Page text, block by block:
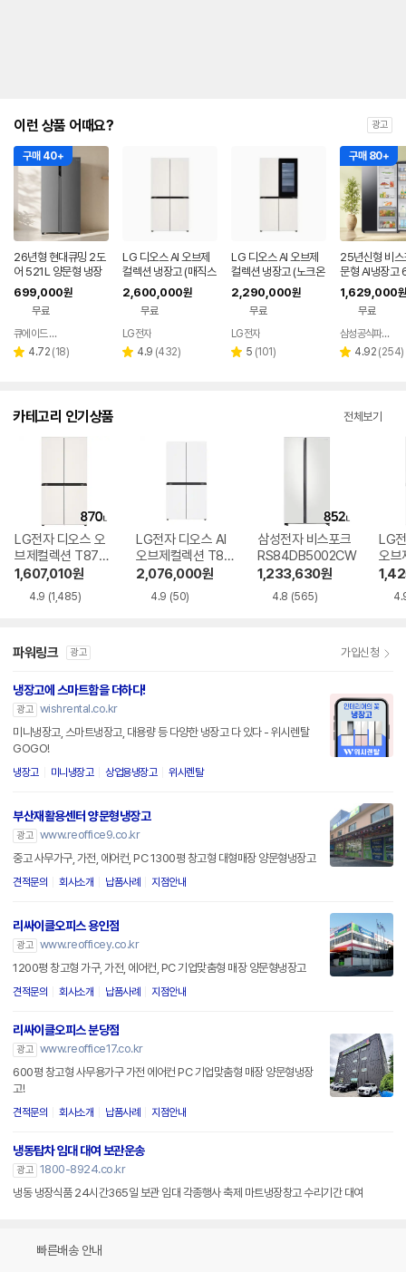
이런 상품 어때요? 광고
구매 40+
26년형 현대큐밍 2도
어 521L 양문형 냉장
고 실버 가정용 사무실
QRSE52TSS3Y
699,000원
무료
큐에이드 스토어
별 4.72 리
(18)
LG 디오스 AI 오브제
컬렉션 냉장고 (매직스
페이스) T876MEE1
H1
2,600,000원
무료
LG전자
별 4.9 리
(432)
LG 디오스 AI 오브제
컬렉션 냉장고 (노크온
매직스페이스) T876
MEE412
2,290,000원
무료
LG전자
별 5 리
(101)
구매 80+
25년신형 비스
문형 AI냉장고
1,629,000원
무료
삼성공식파트너 현성전자
별 4.92 리
(254)
카테고리 인기상품 전체보기
LG전자 디오스 오
브제컬렉션 T873
MEE111
1,607,010원
4.9 (1,485)
LG전자 디오스 AI
오브제컬렉션 T87
6MQQ1H1
2,076,000원
4.9 (50)
삼성전자 비스포크
RS84DB5002CW
1,233,630원
4.8 (565)
LG
오브
파워링크 광고 가입신청
냉장고에 스마트함을 더하다!
광고 wishrental.co.kr
미니냉장고, 스마트냉장고, 대용량 등 다양한 냉장고 다 있다 - 위시렌탈
GOGO!
냉장고 미니냉장고 상업용냉장고 위시렌탈
부산재활용센터 양문형냉장고
광고 www.reoffice9.co.kr
중고 사무가구, 가전, 에어컨, PC 1300평 창고형 대형매장 양문형냉장고
견적문의 회사소개 납품사례 지점안내
리싸이클오피스 용인점
광고 www.reofficey.co.kr
1200평 창고형 가구, 가전, 에어컨, PC 기업맞춤형 매장 양문형냉장고
견적문의 회사소개 납품사례 지점안내
리싸이클오피스 분당점
광고 www.reoffice17.co.kr
600평 창고형 사무용가구 가전 에어컨 PC 기업맞춤형 매장 양문형냉장
고!
견적문의 회사소개 납품사례 지점안내
냉동탑차 임대 대여 보관운송
광고 1800-8924.co.kr
냉동 냉장식품 24시간365일 보관 임대 각종행사 축제 마트냉장창고 수리기간 대여
빠른배송 안내